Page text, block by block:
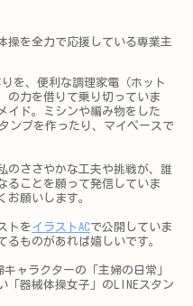
操を全力で応援している専業主
を、便利な調理家電（ホット
の力を借りて乗り切っていま
イド。ミシンや編み物をした
ンプを作ったり、マイペースで
のささやかな工夫や挑戦が、誰
ることを願って発信していま
お願いします。
トをイラストACで公開していま
るものがあれば嬉しいです。
キャラクターの「主婦の日常」
「器械体操女子」のLINEスタン